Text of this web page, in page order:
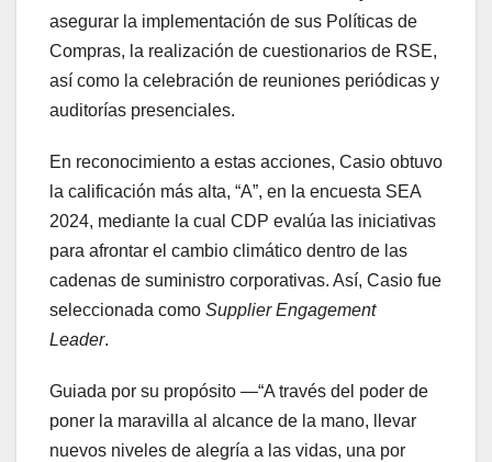
asegurar la implementación de sus Políticas de
Compras, la realización de cuestionarios de RSE,
así como la celebración de reuniones periódicas y
auditorías presenciales.
En reconocimiento a estas acciones, Casio obtuvo
la calificación más alta, “A”, en la encuesta SEA
2024, mediante la cual CDP evalúa las iniciativas
para afrontar el cambio climático dentro de las
cadenas de suministro corporativas. Así, Casio fue
seleccionada como Supplier Engagement
Leader.
Guiada por su propósito —“A través del poder de
poner la maravilla al alcance de la mano, llevar
nuevos niveles de alegría a las vidas, una por